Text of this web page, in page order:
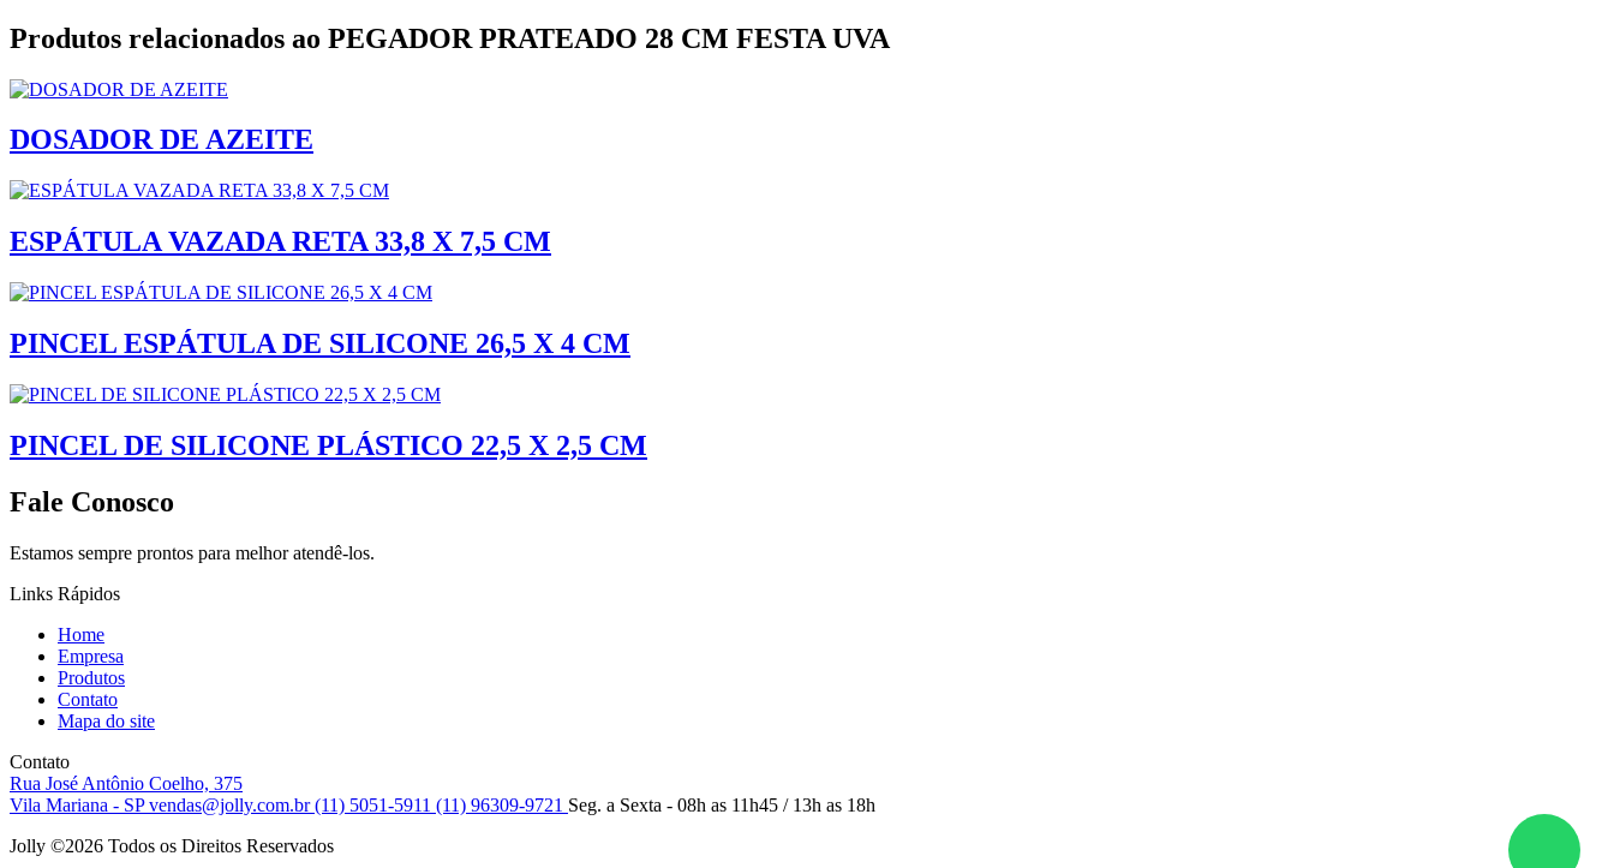
Produtos relacionados ao PEGADOR PRATEADO 28 CM FESTA UVA
DOSADOR DE AZEITE
ESPÁTULA VAZADA RETA 33,8 X 7,5 CM
PINCEL ESPÁTULA DE SILICONE 26,5 X 4 CM
PINCEL DE SILICONE PLÁSTICO 22,5 X 2,5 CM
Fale Conosco
Estamos sempre prontos para melhor atendê-los.
Links Rápidos
Home
Empresa
Produtos
Contato
Mapa do site
Contato
Rua José Antônio Coelho, 375
Vila Mariana - SPvendas@jolly.com.br(11) 5051-5911 (11) 96309-9721 Seg. a Sexta - 08h as 11h45 / 13h as 18h
Jolly ©2026 Todos os Direitos Reservados